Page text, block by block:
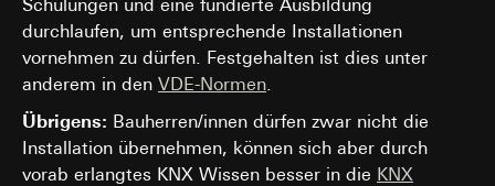
Schulungen und eine fundierte Ausbildung
durchlaufen, um entsprechende Installationen
vornehmen zu dürfen. Festgehalten ist dies unter
anderem in den VDE-Normen
Übrigens: Bauherren/innen dürfen zwar nicht die
Installation übernehmen, können sich aber durch
vorab erlangtes KNX Wissen besser in die KNX